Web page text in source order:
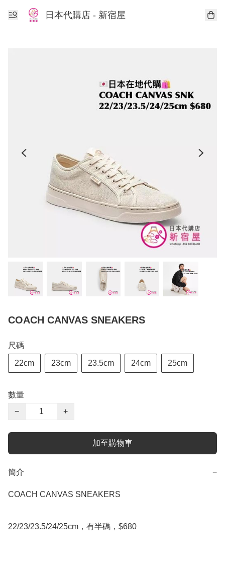
日本代購店 - 新宿屋
COACH CANVAS SNEAKERS
尺碼
22cm 23cm 23.5cm 24cm 25cm
數量
−
+
加至購物車
簡介 −
COACH CANVAS SNEAKERS
22/23/23.5/24/25cm，有半碼，$680